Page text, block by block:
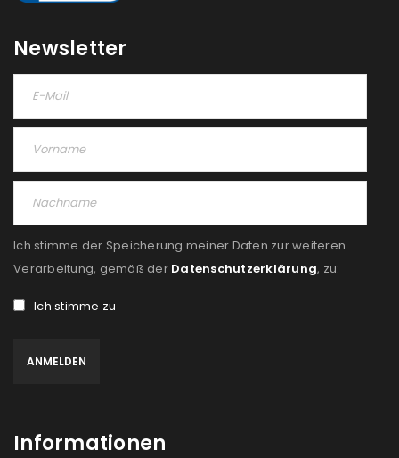
Newsletter
Ich stimme der Speicherung meiner Daten zur weiteren
Verarbeitung, gemäß der Datenschutzerklärung, zu:
Ich stimme zu
Informationen